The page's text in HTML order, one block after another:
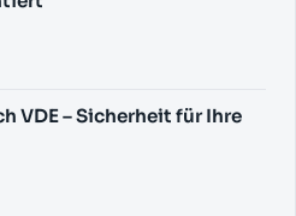
VDE – Sicherheit für Ihre